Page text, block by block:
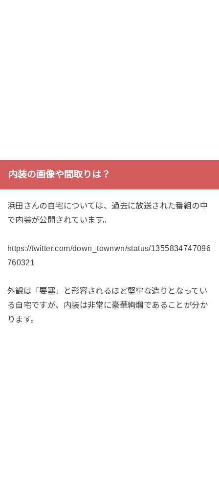
内装の画像や間取りは？
浜田さんの自宅については、過去に放送された番組の中
で内装が公開されています。
https://twitter.com/down_townwn/status/1355834747096
760321
外観は「要塞」と形容されるほど堅牢な造りとなってい
る自宅ですが、内装は非常に豪華絢爛であることが分か
ります。